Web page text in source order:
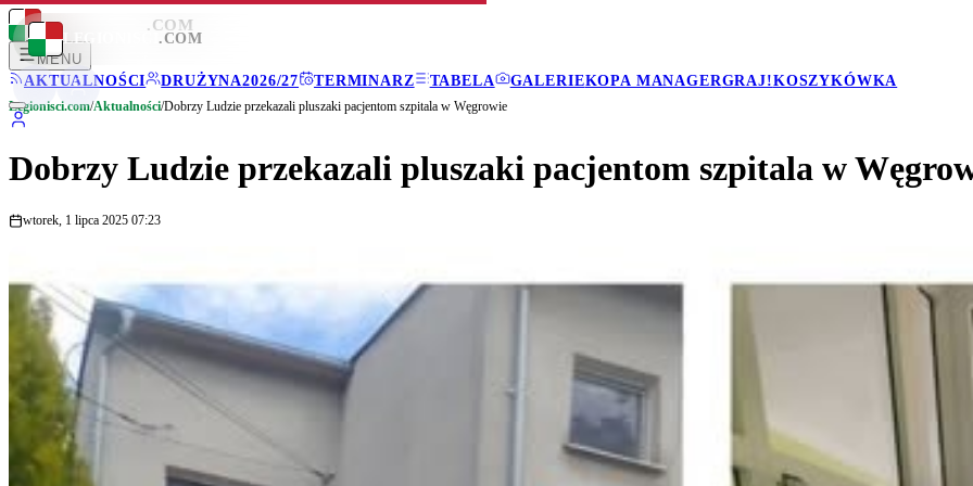
LEGIONISCI .COM
MENU
AKTUALNOŚCI
DRUŻYNA2026/27 TERMINARZ TABELA GALERIEKOPA MANAGERGRAJ!KOSZYKÓWKA
LEGIONISCI .COM
Legionisci.com/Aktualności/Dobrzy Ludzie przekazali pluszaki pacjentom szpitala w Węgrowie
Dobrzy Ludzie przekazali pluszaki pacjentom szpitala w
wtorek, 1 lipca 2025 07:23